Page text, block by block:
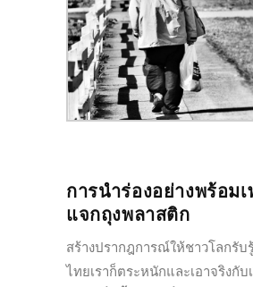
การนำร่องอย่างพร้อมเ
แจกถุงพลาสติก
สร้างปรากฎการณ์ให้ชาวโลกรับ
ไทยเราก็ตระหนักและเอาจริงกับ